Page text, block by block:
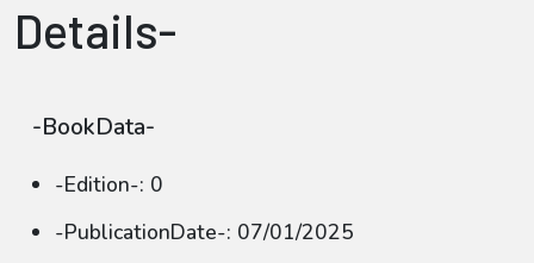
Details-
-BookData-
-Edition-: 0
-PublicationDate-: 07/01/2025